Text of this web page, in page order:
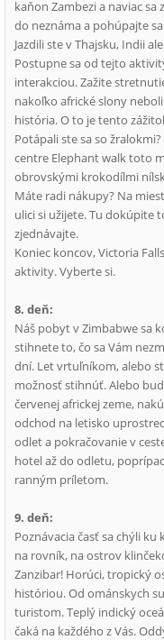
kaňon Zambezi a naviac
do neznáma a pohúpajte
Jazdili ste v Thajsku, Indii
Postupne sa od tejto
interakciou. Zažite
nakoľko africké slony
história. O to je tento
Potápali ste sa so
centre Elephant walk toto
obrovskými krokodílmi
Máte radi nákupy? Na
ulici si užijete. Tu dokúpite
zjednávajte.
Koniec koncov, Victoria
aktivity. Vyberte si.
8. deň:
Náš pobyt v Zimbabwe sa
stihnete to, čo sa Vám
dní. Let vrtuľníkom, alebo
možnosť stihnúť. Alebo
červenej africkej zeme,
odchod na letisko
odlet a pokračovanie v
hotel až do odletu,
ranným príletom.
9. deň:
Poznávacia časť sa chýli
na rovník, na ostrov
Zanzibar! Horúci, tropický
históriou. Od ománskych
turistom. Teplý indický
čaká na každého z Vás.